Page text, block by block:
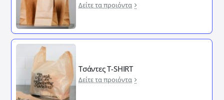
Δείτε τα προιόντα
Τσάντες T-SHIRT
Δείτε τα προιόντα